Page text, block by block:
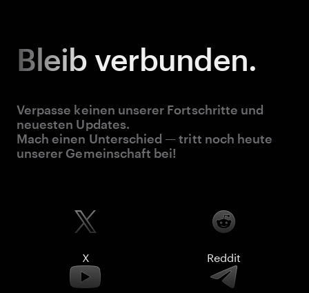
Bleib verbunden.
Verpasse keinen unserer Fortschritte und
neuesten Updates.
Mach einen Unterschied — tritt noch heute
unserer Gemeinschaft bei!
X Reddit